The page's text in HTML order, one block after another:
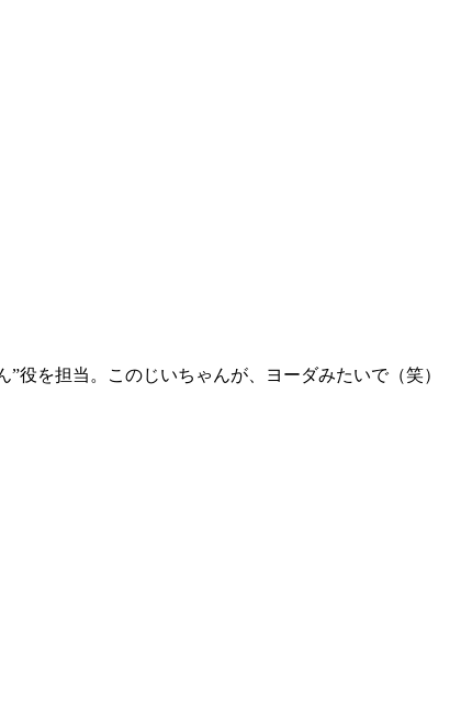
を担当。このじいちゃんが、ヨーダみたいで（笑）